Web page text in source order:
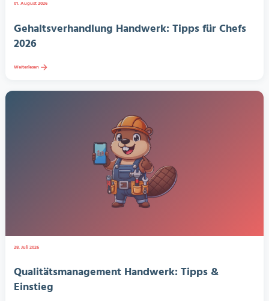
01. August 2026
Gehaltsverhandlung Handwerk: Tipps für Chefs
2026
Weiterlesen
28. Juli 2026
Qualitätsmanagement Handwerk: Tipps &
Einstieg